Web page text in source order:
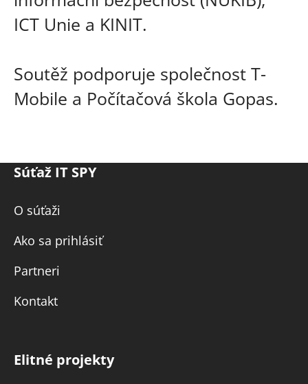
ICT Unie a KINIT.
Soutěž podporuje společnost T-
Mobile a Počítačová škola Gopas.
Súťaž IT SPY
O súťaži
Ako sa prihlásiť
Partneri
Kontakt
Elitné projekty